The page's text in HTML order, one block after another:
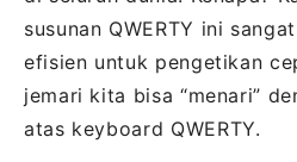
susunan QWERTY ini
efisien untuk pengetikan
jemari kita bisa “menari”
atas keyboard QWERTY.